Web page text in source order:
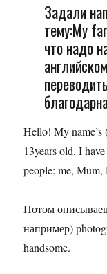
Задали
тему:My
что надо
Hello! My name’s
13years old. I
people: me, Mum,
Потом
например)
handsome.